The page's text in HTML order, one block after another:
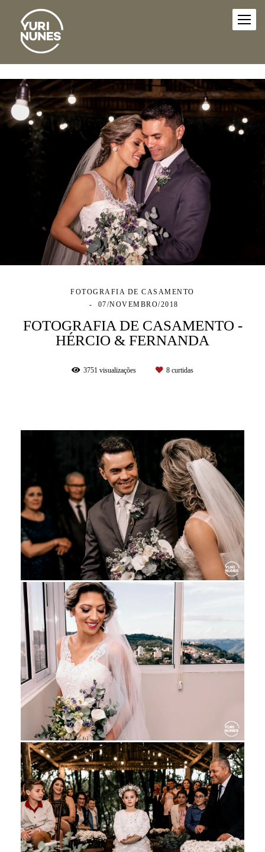
FOTOGRAFIA DE CASAMENTO
07/NOVEMBRO/2018
FOTOGRAFIA DE CASAMENTO -
HÉRCIO & FERNANDA
3751 visualizações 8 curtidas